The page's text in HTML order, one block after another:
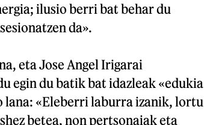
ilusio berri bat behar du
da».
eta Jose Angel Irigarai
egin du batik bat idazleak «edukia
lana: «Eleberri laburra izanik, lortu
betea, non pertsonaiak eta